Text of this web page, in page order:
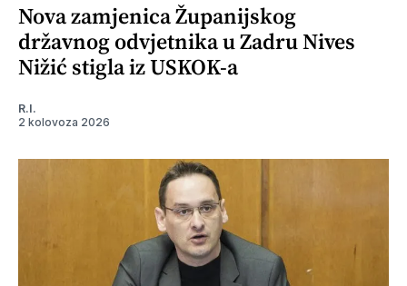
Nova zamjenica Županijskog
državnog odvjetnika u Zadru Nives
Nižić stigla iz USKOK-a
R.I.
2 kolovoza 2026